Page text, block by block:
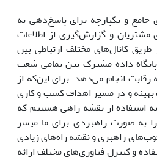
جامع و یکپارچه برای پاسخ‌دهی به
و گزارش‌گیری از اطلاعات
کانال‌های مختلف ارتباطی بین
داده مشترک بین تمامی شعب
انجام می‌دهد. برای این‌که از
و در مسیر اهداف کسب ‌و کاری
استفاده از نقشه راهی هستیم که
به ‌صورت راهبردی برای ما میسر
راهبری و نقشه راه‌های زیادی
و کنترل فناوری‌های مختلف ارائه‌